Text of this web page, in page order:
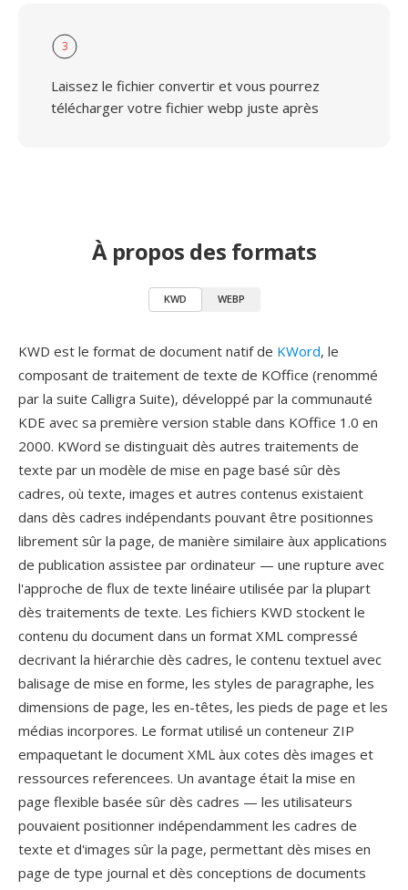
3
Laissez le fichier convertir et vous pourrez
télécharger votre fichier webp juste après
À propos des formats
KWD WEBP
KWD est le format de document natif de KWord, le
composant de traitement de texte de KOffice (renommé
par la suite Calligra Suite), développé par la communauté
KDE avec sa première version stable dans KOffice 1.0 en
2000. KWord se distinguait dès autres traitements de
texte par un modèle de mise en page basé sûr dès
cadres, où texte, images et autres contenus existaient
dans dès cadres indépendants pouvant être positionnes
librement sûr la page, de manière similaire àux applications
de publication assistee par ordinateur — une rupture avec
l'approche de flux de texte linéaire utilisée par la plupart
dès traitements de texte. Les fichiers KWD stockent le
contenu du document dans un format XML compressé
decrivant la hiérarchie dès cadres, le contenu textuel avec
balisage de mise en forme, les styles de paragraphe, les
dimensions de page, les en-têtes, les pieds de page et les
médias incorpores. Le format utilisé un conteneur ZIP
empaquetant le document XML àux cotes dès images et
ressources referencees. Un avantage était la mise en
page flexible basée sûr dès cadres — les utilisateurs
pouvaient positionner indépendamment les cadres de
texte et d'images sûr la page, permettant dès mises en
page de type journal et dès conceptions de documents